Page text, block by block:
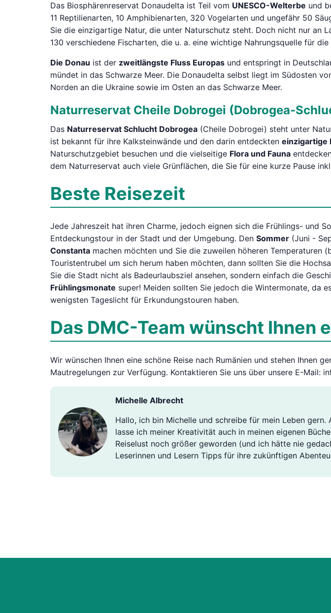
Das Biosphärenreservat Donaudelta ist Teil vom UNESCO-Welterbe und
11 Reptilienarten, 10 Amphibienarten, 320 Vogelarten und ungefähr 50
Sie die einzigartige Natur, die unter Naturschutz steht. Doch nicht nur an
130 verschiedene Fischarten, die u. a. eine wichtige Nahrungsquelle für
Die Donau ist der zweitlängste Fluss Europas und entspringt in
mündet in das Schwarze Meer. Die Donaudelta selbst liegt im Südosten
Norden an die Ukraine sowie im Osten an das Schwarze Meer.
Naturreservat Cheile Dobrogei (Dobrogea-
Das Naturreservat Schlucht Dobrogea (Cheile Dobrogei) steht unter
ist bekannt für ihre Kalksteinwände und den darin entdeckten einzigartige
Naturschutzgebiet besuchen und die vielseitige Flora und Fauna
dem Naturreservat auch viele Grünflächen, die Sie für eine kurze Pause
Beste Reisezeit
Jede Jahreszeit hat ihren Charme, jedoch eignen sich die Frühlings- und
Entdeckungstour in der Stadt und der Umgebung. Den Sommer (Juni -
Constanta machen möchten und Sie die zuweilen höheren Temperaturen
Touristentrubel um sich herum haben möchten, dann sollten Sie die
Sie die Stadt nicht als Badeurlaubsziel ansehen, sondern einfach die
Frühlingsmonate super! Meiden sollten Sie jedoch die Wintermonate, da
wenigsten Tageslicht für Erkundungstouren haben.
Das DMC-Team wünscht Ihnen
Wir wünschen Ihnen eine schöne Reise nach Rumänien und stehen Ihnen
Mautregelungen zur Verfügung. Kontaktieren Sie uns über unsere E-Mail:
Michelle Albrecht
Hallo, ich bin Michelle und schreibe für mein Leben
lasse ich meiner Kreativität auch in meinen eigenen
Reiselust noch größer geworden (und ich hätte nie
Leserinnen und Lesern Tipps für ihre zukünftigen